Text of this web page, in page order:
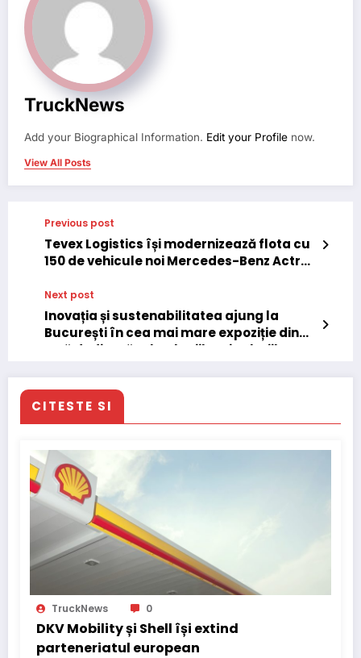
TruckNews
Add your Biographical Information. Edit your Profile now.
View All Posts
Previous post
Tevex Logistics își modernizează flota cu
150 de vehicule noi Mercedes-Benz Actros
Next post
Inovația și sustenabilitatea ajung la
București în cea mai mare expoziție din
țară dedicată tehnologiilor si soluțiilor
CITESTE SI
TruckNews 0
DKV Mobility și Shell își extind
parteneriatul european